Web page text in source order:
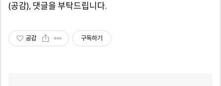
(공감), 댓글을 부탁드립니다.
공감 구독하기